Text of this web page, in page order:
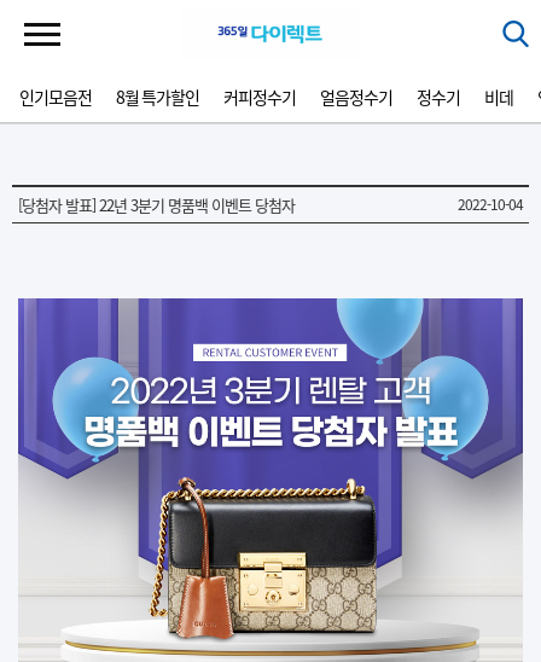
인기모음전 8월 특가할인 커피정수기 얼음정수기 정수기 비데
[당첨자 발표] 22년 3분기 명품백 이벤트 당첨자 2022-10-04